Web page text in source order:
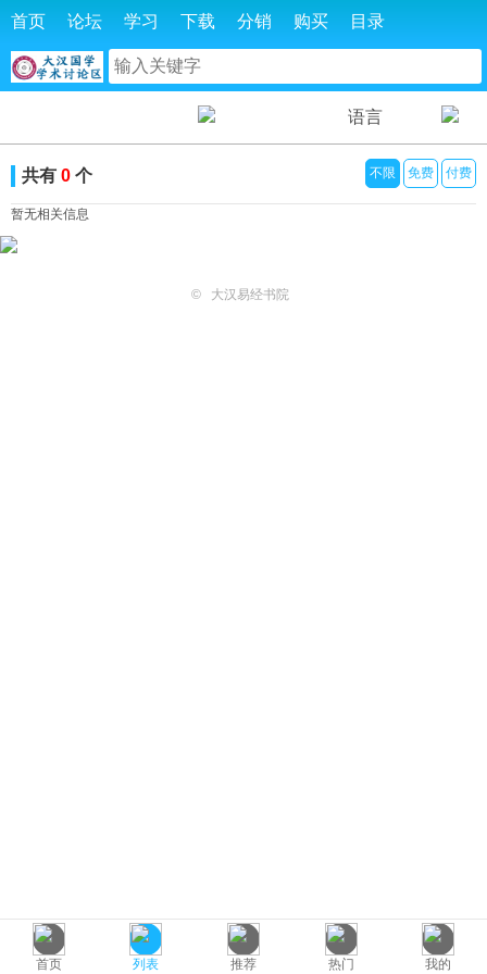
首页 论坛 学习 下载 分销 购买 目录
语言
共有 0 个 不限 免费 付费
暂无相关信息
首页 列表 推荐 热门 我的
© 大汉易经书院